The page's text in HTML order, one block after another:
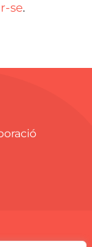
se.